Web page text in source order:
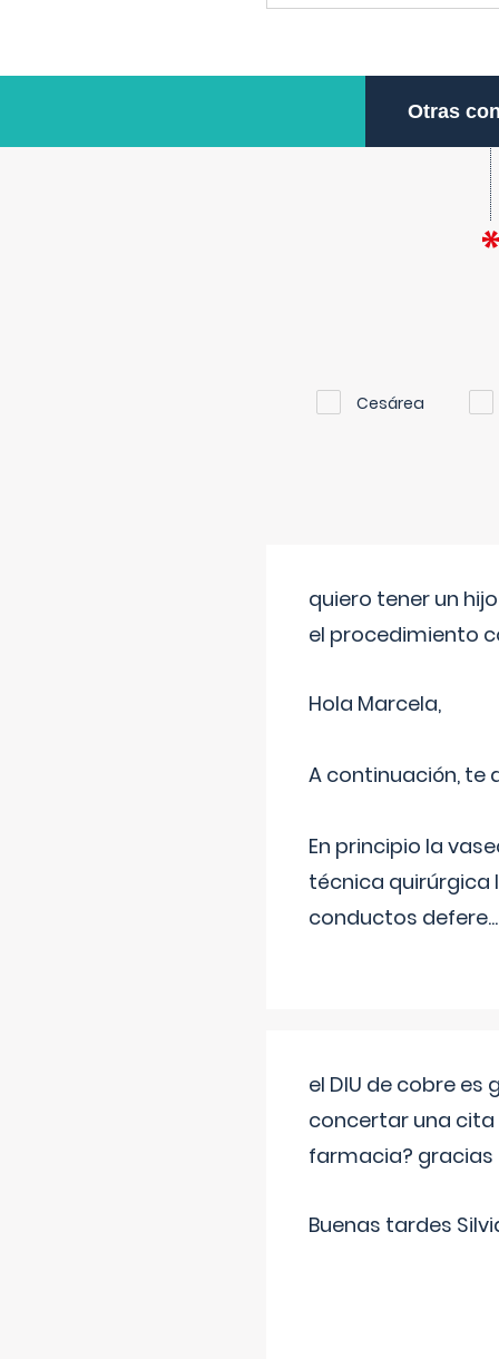
Otras
Cesárea
quiero tener un
el procedimiento
Hola Marcela,
A continuación, te
En principio la
técnica quirúrgica
conductos defere...
el DIU de cobre
concertar una
farmacia? gracias
Buenas tardes